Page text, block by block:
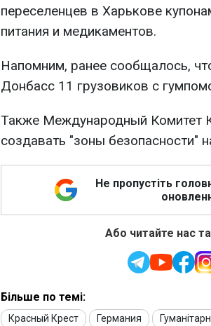
переселенцев в Харькове
питания и медикаментов.
Напомним, ранее сообщалось,
Донбасс 11 грузовиков с
Также Международный Комитет
создавать "зоны безопасности"
Не пропустіть
Або читайте нас
Більше по темі:
Красный Крест Германия